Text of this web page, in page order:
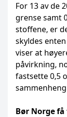
For 13 av de
grense samt
stoffene, er
skyldes
viser at
påvirkning,
fastsette 0,5
Bør Norge